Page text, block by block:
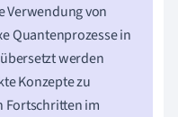
Verwendung von
Quantenprozesse in
werden
Konzepte zu
Fortschritten im